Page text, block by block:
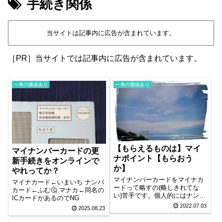
手続き関係
当サイトは記事内に広告が含まれています。
［PR］当サイトでは記事内に広告が含まれています。
一考の価値あり
マイナンバーカードの更
新手続きをオンラインで
やれってか？
マイナカード←いまいち ナンバ
カード←ふむ🤔 マナカ←同名の
ICカードがあるのでNG
2025.08.23
一考の価値あり
【もらえるものは】マイ
ナポイント【もらおう
か】
マイナンバーカードをマイナカ
ードって略すの(略しきれてな
い)苦手です。個人的にはナンバ
カード(略しきれてない)を世間
に広めたい。
2022.07.03